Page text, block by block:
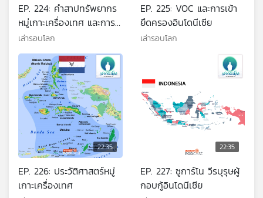
EP. 224: คำสาปทรัพยากร
หมู่เกาะเครื่องเทศ และการ
เข้ามาของลัทธิล่าอาณานิคม
เล่ารอบโลก
EP. 225: VOC และการเข้า
ยึดครองอินโดนีเซีย
เล่ารอบโลก
22:35
EP. 226: ประวัติศาสตร์หมู่
เกาะเครื่องเทศ
22:35
EP. 227: ซูการ์โน วีรบุรุษผู้
กอบกู้อินโดนีเซีย